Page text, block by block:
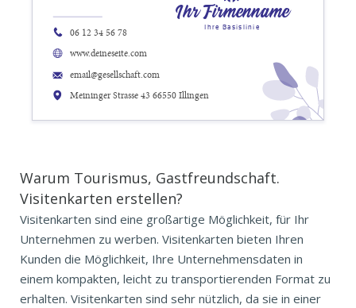
Meininger Strasse 43 66550 Illingen
www.deineseite.com
email@gesellschaft.com
06 12 34 56 78
Ihr Firmenname
Ihre Basislinie
Warum Tourismus, Gastfreundschaft.
Visitenkarten erstellen?
Visitenkarten sind eine großartige Möglichkeit, für Ihr
Unternehmen zu werben. Visitenkarten bieten Ihren
Kunden die Möglichkeit, Ihre Unternehmensdaten in
einem kompakten, leicht zu transportierenden Format zu
erhalten. Visitenkarten sind sehr nützlich, da sie in einer